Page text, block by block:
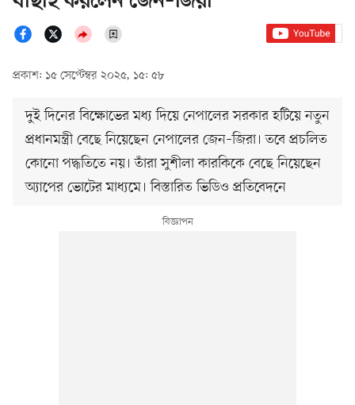
প্রকাশ: ১৫ সেপ্টেম্বর ২০২৫, ১৫: ৫৮
দুই দিনের বিক্ষোভের মধ্য দিয়ে নেপালের সরকার হটিয়ে নতুন
প্রধানমন্ত্রী বেছে নিয়েছেন নেপালের জেন–জিরা। তবে প্রচলিত
কোনো পদ্ধতিতে নয়। তাঁরা সুশীলা কারকিকে বেছে নিয়েছেন
অ্যাপের ভোটের মাধ্যমে। বিস্তারিত ভিডিও প্রতিবেদনে